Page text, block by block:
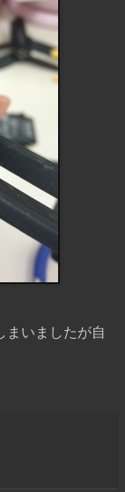
まいましたが自